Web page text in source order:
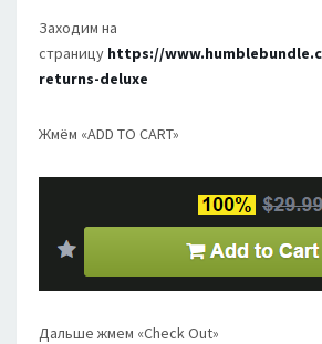
Заходим на
страницу https://
returns-deluxe
Жмём «ADD TO CART»
Дальше жмем «Check Out»